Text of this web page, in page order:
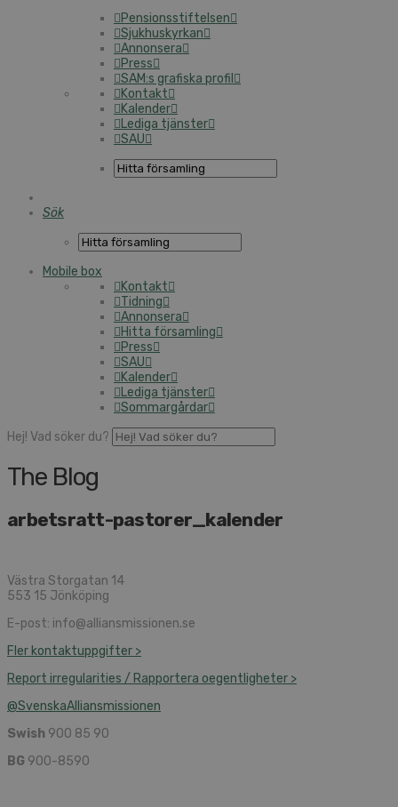
Pensionsstiftelsen
Sjukhuskyrkan
Annonsera
Press
SAM:s grafiska profil
Kontakt
Kalender
Lediga tjänster
SAU
Sök
Mobile box
Kontakt
Tidning
Annonsera
Hitta församling
Press
SAU
Kalender
Lediga tjänster
Sommargårdar
Hej! Vad söker du?
The Blog
arbetsratt-pastorer_kalender
Västra Storgatan 14
553 15 Jönköping
E-post: info@alliansmissionen.se
Fler kontaktuppgifter >
Report irregularities / Rapportera oegentligheter >
@SvenskaAlliansmissionen
Swish 900 85 90
BG 900-8590